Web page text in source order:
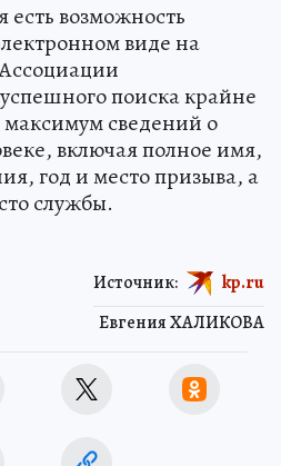
есть возможность
виде на
поиска крайне
сведений о
включая полное имя,
год и место призыва, а
службы.
Евгения ХАЛИКОВА
Источник: kp.ru